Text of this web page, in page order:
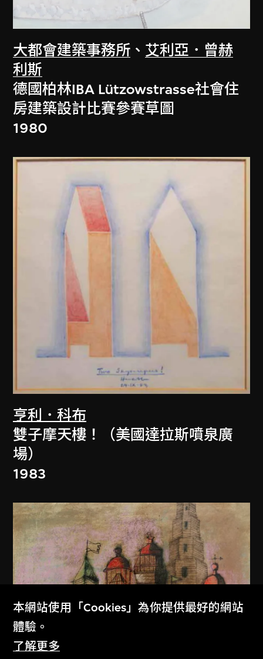
大都會建築事務所 、 艾利亞．曾赫
利斯
德國柏林IBA Lützowstrasse社會住
房建築設計比賽參賽草圖
1980
亨利．科布
雙子摩天樓！（美國達拉斯噴泉廣
場）
1983
本網站使用「Cookies」為你提供最好的網站
體驗。
了解更多